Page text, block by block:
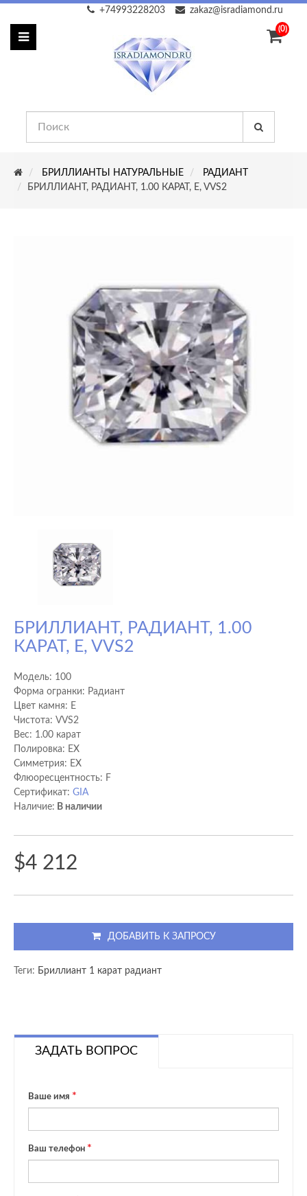
zakaz@isradiamond.ru
+74993228203
(0)
БРИЛЛИАНТЫ НАТУРАЛЬНЫЕ
РАДИАНТ
БРИЛЛИАНТ, РАДИАНТ, 1.00 КАРАТ, E, VVS2
БРИЛЛИАНТ, РАДИАНТ, 1.00
КАРАТ, E, VVS2
Модель: 100
Форма огранки: Радиант
Цвет камня: E
Чистота: VVS2
Вес: 1.00 карат
Полировка: EX
Cимметрия: EX
Флюоресцентность: F
Сертификат: GIA
Наличие: В наличии
$4 212
ДОБАВИТЬ К ЗАПРОСУ
Теги: Бриллиант 1 карат радиант
ЗАДАТЬ ВОПРОС
Ваше имя
Ваш телефон